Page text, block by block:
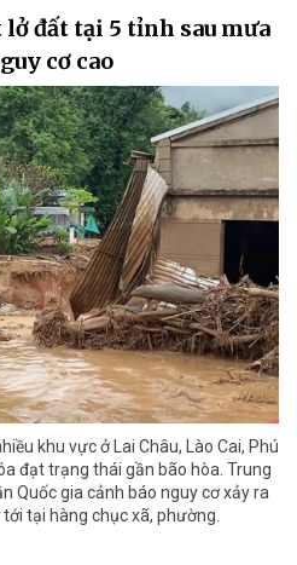
lở đất tại 5 tỉnh sau mưa
cơ cao
khu vực ở Lai Châu, Lào Cai, Phú
đạt trạng thái gần bão hòa. Trung
Quốc gia cảnh báo nguy cơ xảy ra
tại hàng chục xã, phường.